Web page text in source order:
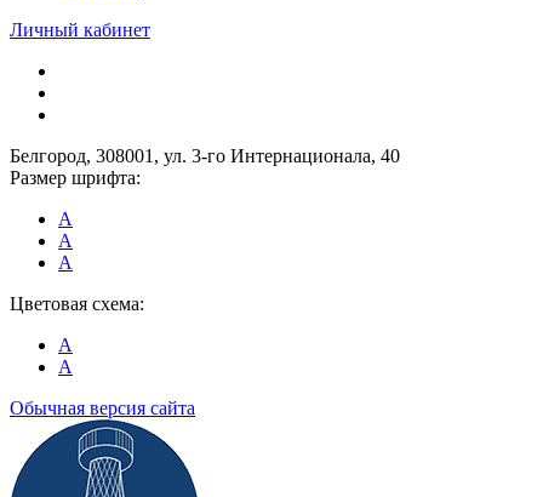
Личный кабинет
Белгород, 308001, ул. 3-го Интернационала, 40
Размер шрифта:
A
A
A
Цветовая схема:
A
A
Обычная версия сайта